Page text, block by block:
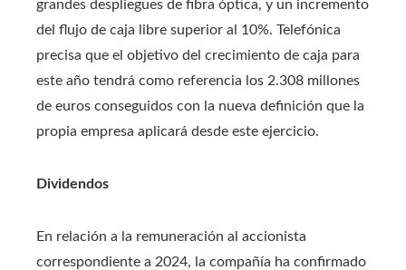
grandes despliegues de fibra óptica, y un incremento
del flujo de caja libre superior al 10%. Telefónica
precisa que el objetivo del crecimiento de caja para
este año tendrá como referencia los 2.308 millones
de euros conseguidos con la nueva definición que la
propia empresa aplicará desde este ejercicio.
Dividendos
En relación a la remuneración al accionista
correspondiente a 2024, la compañía ha confirmado